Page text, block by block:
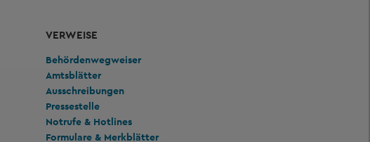
VERWEISE
Behördenwegweiser
Amtsblätter
Ausschreibungen
Pressestelle
Notrufe & Hotlines
Formulare & Merkblätter